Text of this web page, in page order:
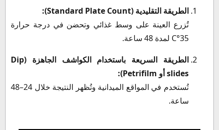
الطريقة التقليدية (Standard Plate Count):
تُزرع العينة على وسط غذائي وتحضن في درجة حرارة
35°C لمدة 48 ساعة.
الطريقة السريعة باستخدام الكواشف الجاهزة (Dip
slides أو Petrifilm):
تُستخدم في المواقع الميدانية وتُظهر النتيجة خلال 24–48
ساعة.